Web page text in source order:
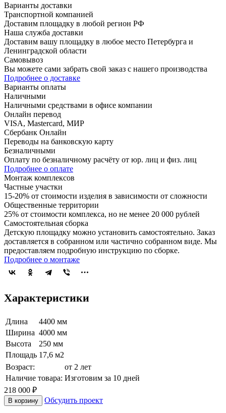
Варианты доставки
Транспортной компанией
Доставим площадку в любой регион РФ
Наша служба доставки
Доставим вашу площадку в любое место Петербурга и
Ленинградской области
Самовывоз
Вы можете сами забрать свой заказ с нашего производства
Подробнее о доставке
Варианты оплаты
Наличными
Наличными средствами в офисе компании
Онлайн перевод
VISA, Mastercard, МИР
Сбербанк Онлайн
Переводы на банковскую карту
Безналичными
Оплату по безналичному расчёту от юр. лиц и физ. лиц
Подробнее о оплате
Монтаж комплексов
Частные участки
15-20% от стоимости изделия в зависимости от сложности
Общественные территории
25% от стоимости комплекса, но не менее 20 000 рублей
Самостоятельная сборка
Детскую площадку можно установить самостоятельно. Заказ
доставляется в собранном или частично собранном виде. Мы
предоставляем подробную инструкцию по сборке.
Подробнее о монтаже
Характеристики
Длина
4400 мм
Ширина 4000 мм
Высота
250 мм
Площадь 17,6 м2
Возраст:
от 2 лет
Наличие товара: Изготовим за 10 дней
218 000 ₽
В корзину Обсудить проект